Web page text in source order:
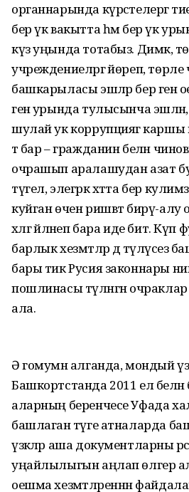
органнарында күрсәтелергә
бер үк вакытта һәм бер үк
күз уңында тотабыз. Димәк,
учреждениеләргә йөреп,
башкарыласы эшләр бер генә
генә урында тулысынча
шулай ук коррупциягә каршы
тә бар – гражданин белән
очрашып аралашудан азат
түгел, элегрәк хәтта бер
куйган өчен ришвәт бирү-алу
хәлгә әйләнеп бара иде бит. Күп
барлык хезмәтләр дә
бары тик Русия законнары
пошлинасы түләнгән очраклар
ала.
Ә гомумән алганда, мондый
Башкортстанда 2011 ел белән
аларның беренчесе Уфада
башлаган тәүге атналарда
үзәкләр аша документларны
уңайлылыгын аңлап өлгерә
оешма хезмәтләреннән